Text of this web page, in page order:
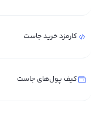
کارمزد خرید جاست
کیف پول‌های جاست